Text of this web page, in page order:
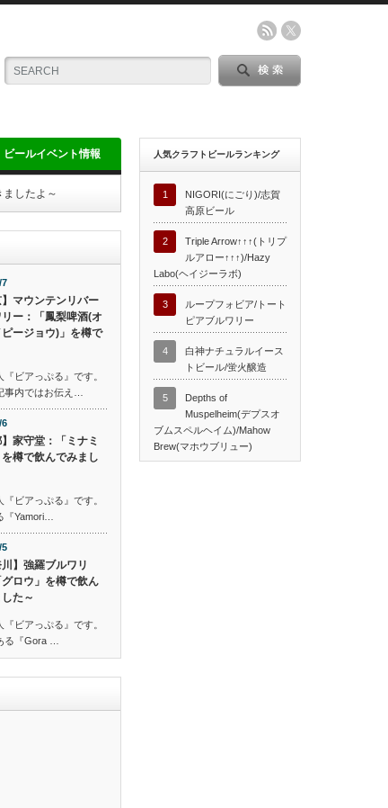
ビールイベント情報
したよ～
7
】マウンテンリバー
ー：「鳳梨啤酒(オ
ピージョウ)」を樽で
ビアっぷる』です。
事内ではお伝え…
6
】家守堂：「ミナミ
樽で飲んでみまし
ビアっぷる』です。
『Yamori…
5
川】強羅ブルワリ
グロウ」を樽で飲ん
た～
ビアっぷる』です。
る『Gora …
人気クラフトビールランキング
1
NIGORI(にごり)/志賀
高原ビール
2
Triple Arrow↑↑↑(トリプ
ルアロー↑↑↑)/Hazy
Labo(ヘイジーラボ)
3
ループフォビア/トート
ピアブルワリー
4
白神ナチュラルイース
トビール/蛍火醸造
5
Depths of
Muspelheim(デプスオ
ブムスペルヘイム)/Mahow
Brew(マホウブリュー)